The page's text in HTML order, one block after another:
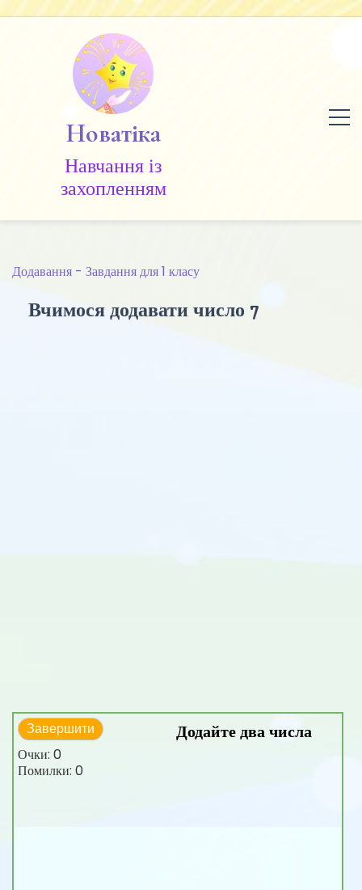
Новатіка
Навчання із
захопленням
Додавання - Завдання для 1 класу
Вчимося додавати число 7
Завершити
Очки: 0
Помилки: 0
Додайте два числа